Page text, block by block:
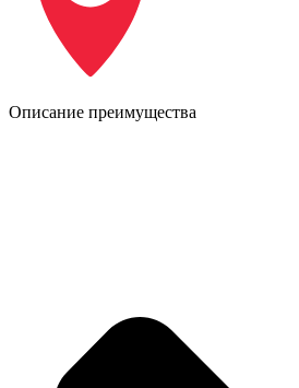
Описание преимущества